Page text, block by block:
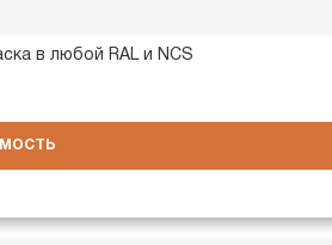
в любой RAL и NCS